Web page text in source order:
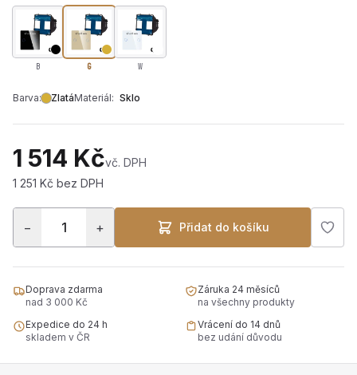
B G W
Barva: ZlatáMateriál: Sklo
1 514 Kčvč. DPH
1 251 Kč bez DPH
− + Přidat do košíku
Doprava zdarma
nad 3 000 Kč
Záruka 24 měsíců
na všechny produkty
Expedice do 24 h
skladem v ČR
Vrácení do 14 dnů
bez udání důvodu